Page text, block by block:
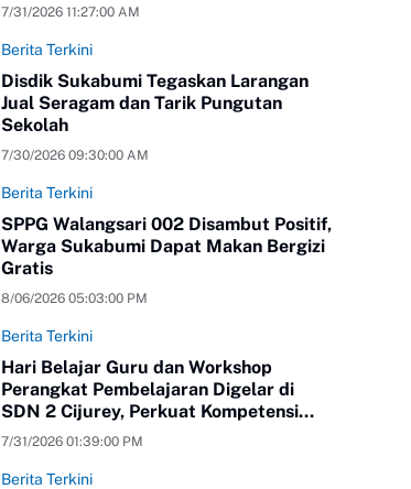
7/31/2026 11:27:00 AM
Berita Terkini
Disdik Sukabumi Tegaskan Larangan
Jual Seragam dan Tarik Pungutan
Sekolah
7/30/2026 09:30:00 AM
Berita Terkini
SPPG Walangsari 002 Disambut Positif,
Warga Sukabumi Dapat Makan Bergizi
Gratis
8/06/2026 05:03:00 PM
Berita Terkini
Hari Belajar Guru dan Workshop
Perangkat Pembelajaran Digelar di
SDN 2 Cijurey, Perkuat Kompetensi
Pendidik
7/31/2026 01:39:00 PM
Berita Terkini